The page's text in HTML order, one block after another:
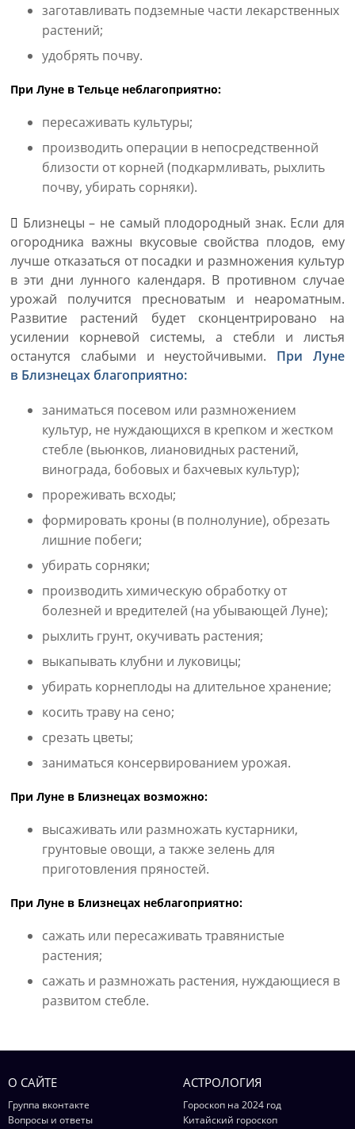
заготавливать подземные части лекарственных
растений;
удобрять почву.
При Луне в Тельце неблагоприятно:
пересаживать культуры;
производить операции в непосредственной
близости от корней (подкармливать, рыхлить
почву, убирать сорняки).
Близнецы – не самый плодородный знак. Если для
огородника важны вкусовые свойства плодов, ему
лучше отказаться от посадки и размножения культур
в эти дни лунного календаря. В противном случае
урожай получится пресноватым и неароматным.
Развитие растений будет сконцентрировано на
усилении корневой системы, а стебли и листья
останутся слабыми и неустойчивыми. При Луне
в Близнецах благоприятно:
заниматься посевом или размножением
культур, не нуждающихся в крепком и жестком
стебле (вьюнков, лиановидных растений,
винограда, бобовых и бахчевых культур);
прореживать всходы;
формировать кроны (в полнолуние), обрезать
лишние побеги;
убирать сорняки;
производить химическую обработку от
болезней и вредителей (на убывающей Луне);
рыхлить грунт, окучивать растения;
выкапывать клубни и луковицы;
убирать корнеплоды на длительное хранение;
косить траву на сено;
срезать цветы;
заниматься консервированием урожая.
При Луне в Близнецах возможно:
высаживать или размножать кустарники,
грунтовые овощи, а также зелень для
приготовления пряностей.
При Луне в Близнецах неблагоприятно:
сажать или пересаживать травянистые
растения;
сажать и размножать растения, нуждающиеся в
развитом стебле.
О САЙТЕ
Группа вконтакте
Вопросы и ответы
АСТРОЛОГИЯ
Гороскоп на 2024 год
Китайский гороскоп